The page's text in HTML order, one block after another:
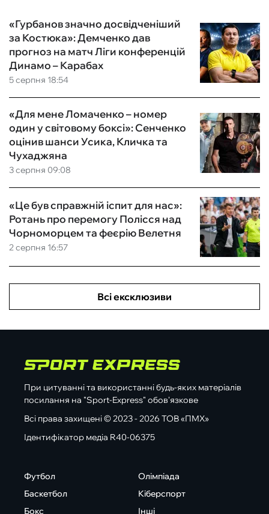
5 серпня 18:54
«Гурбанов значно досвідченіший
за Костюка»: Демченко дав
прогноз на матч Ліги конференцій
Динамо – Карабах
3 серпня 09:08
«Для мене Ломаченко – номер
один у світовому боксі»: Сенченко
оцінив шанси Усика, Кличка та
Чухаджяна
2 серпня 16:57
«Це був справжній іспит для нас»:
Ротань про перемогу Полісся над
Чорноморцем та феєрію Велетня
Всі ексклюзиви
При цитуванні та використанні будь-яких матеріалів
посилання на "Sport-Express" обов'язкове
Всі права захищені © 2023 - 2026 ТОВ «ПМХ»
Ідентифікатор медіа R40-06375
Футбол
Баскетбол
Бокс
Олімпіада
Кіберспорт
Інші